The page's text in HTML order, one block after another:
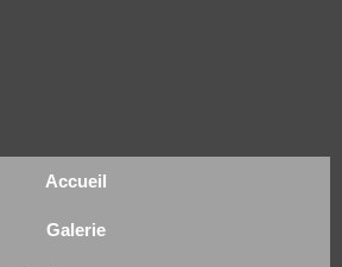
Accueil
Galerie